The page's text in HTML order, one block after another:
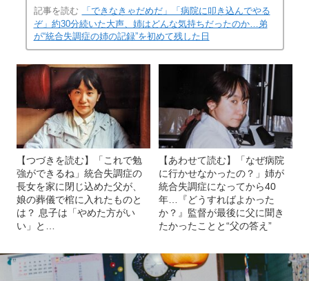
記事を読む
「できなきゃだめだ」「病院に叩き込んでやる
ぞ」約30分続いた大声、姉はどんな気持ちだったのか…弟
が“統合失調症の姉の記録”を初めて残した日
【つづきを読む】「これで勉
強ができるね」統合失調症の
長女を家に閉じ込めた父が、
娘の葬儀で棺に入れたものと
は？ 息子は「やめた方がい
い」と…
【あわせて読む】「なぜ病院
に行かせなかったの？」姉が
統合失調症になってから40
年…『どうすればよかった
か？』監督が最後に父に聞き
たかったことと“父の答え”